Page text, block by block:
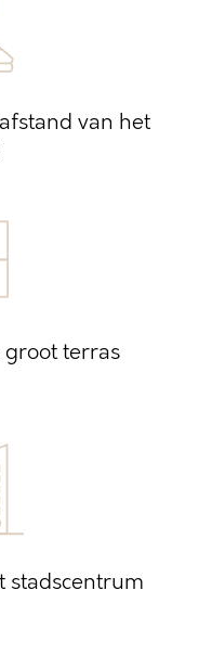
van het
terras
stadscentrum